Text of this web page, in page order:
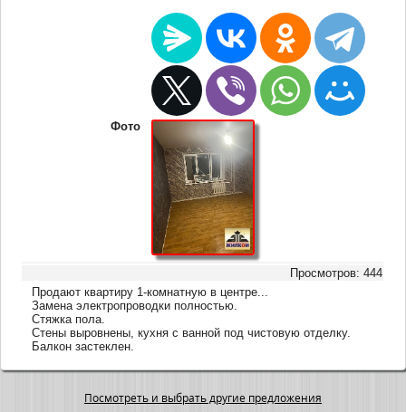
Фото
Просмотров: 444
Продают квартиру 1-комнатную в центре...
Замена электропроводки полностью.
Стяжка пола.
Стены выровнены, кухня с ванной под чистовую отделку.
Балкон застеклен.
Посмотреть и выбрать другие предложения